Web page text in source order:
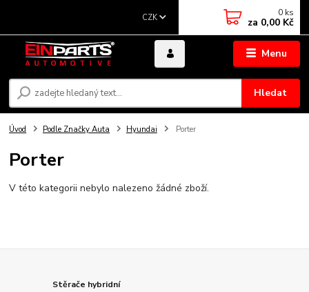
Menu
CZK
Hledat
0 ks
za 0,00 Kč
Úvod Podle Značky Auta Hyundai Porter
Porter
V této kategorii nebylo nalezeno žádné zboží.
Stěrače hybridní